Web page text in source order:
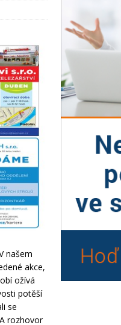
našem
akce,
ožívá
potěší
se
rozhovor